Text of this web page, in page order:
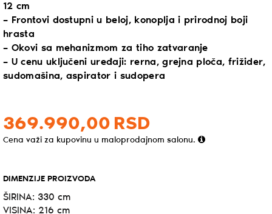
12 cm
– Frontovi dostupni u beloj, konoplja i prirodnoj boji
hrasta
– Okovi sa mehanizmom za tiho zatvaranje
– U cenu uključeni uređaji: rerna, grejna ploča, frižider,
sudomašina, aspirator i sudopera
369.990,00 RSD
Cena važi za kupovinu u maloprodajnom salonu.
DIMENZIJE PROIZVODA
ŠIRINA: 330 cm
VISINA: 216 cm